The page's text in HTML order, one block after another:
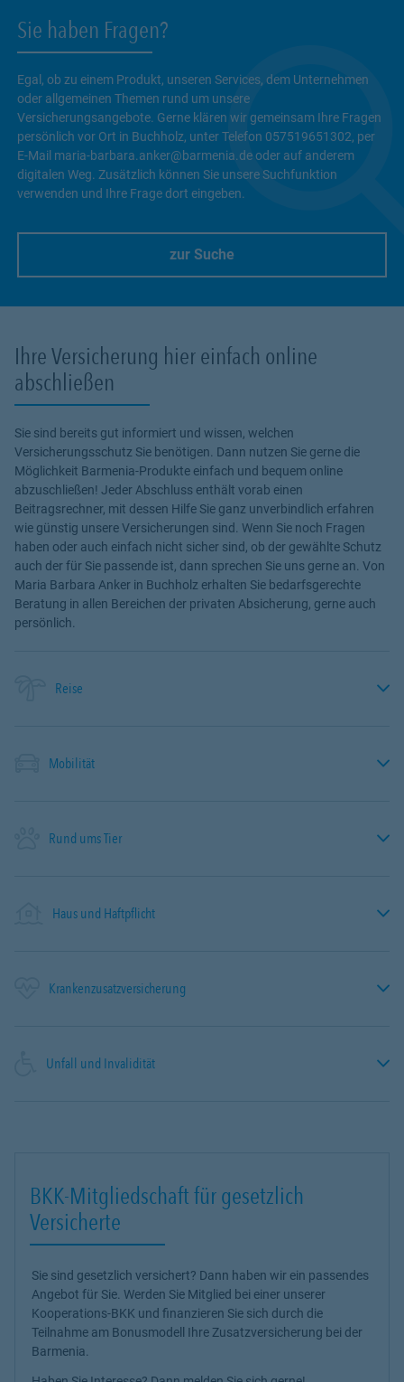
Sie haben Fragen?
Egal, ob zu einem Produkt, unseren Services, dem Unternehmen
oder allgemeinen Themen rund um unsere
Versicherungsangebote. Gerne klären wir gemeinsam Ihre Fragen
persönlich vor Ort in Buchholz, unter Telefon 057519651302, per
E-Mail maria-barbara.anker@barmenia.de oder auf anderem
digitalen Weg. Zusätzlich können Sie unsere Suchfunktion
verwenden und Ihre Frage dort eingeben.
zur Suche
Ihre Versicherung hier einfach online
abschließen
Sie sind bereits gut informiert und wissen, welchen
Versicherungsschutz Sie benötigen. Dann nutzen Sie gerne die
Möglichkeit Barmenia-Produkte einfach und bequem online
abzuschließen! Jeder Abschluss enthält vorab einen
Beitragsrechner, mit dessen Hilfe Sie ganz unverbindlich erfahren
wie günstig unsere Versicherungen sind. Wenn Sie noch Fragen
haben oder auch einfach nicht sicher sind, ob der gewählte Schutz
auch der für Sie passende ist, dann sprechen Sie uns gerne an. Von
Maria Barbara Anker in Buchholz erhalten Sie bedarfsgerechte
Beratung in allen Bereichen der privaten Absicherung, gerne auch
persönlich.
Reise
Mobilität
Rund ums Tier
Haus und Haftpflicht
Krankenzusatzversicherung
Unfall und Invalidität
BKK-Mitgliedschaft für gesetzlich
Versicherte
Sie sind gesetzlich versichert? Dann haben wir ein passendes
Angebot für Sie. Werden Sie Mitglied bei einer unserer
Kooperations-BKK und finanzieren Sie sich durch die
Teilnahme am Bonusmodell Ihre Zusatzversicherung bei der
Barmenia.